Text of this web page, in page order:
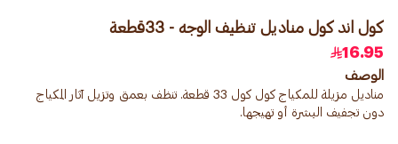
كول اند كول مناديل تنظيف الوجه - 33قطعة
16.95
الوصف
مناديل مزيلة للمكياج كول كول 33 قطعة. تنظف بعمق وتزيل آثار المكياج
دون تجفيف البشرة أو تهيجها.